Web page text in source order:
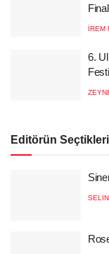
İREM
6.
Editörün Seçtikleri